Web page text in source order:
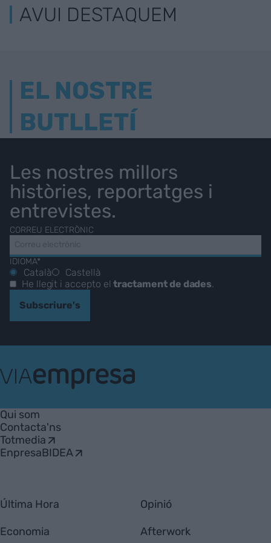
AVUI DESTAQUEM
EL NOSTRE
BUTLLETÍ
Les nostres millors
històries, reportatges i
entrevistes.
CORREU ELECTRÒNIC
IDIOMA*
Català
Castellà
He llegit i accepto eltractament de dades.
Subscriure's
Empresa
Qui som
Contacta'ns
Totmedia
EnpresaBIDEA
Última Hora
Economia
Opinió
Afterwork